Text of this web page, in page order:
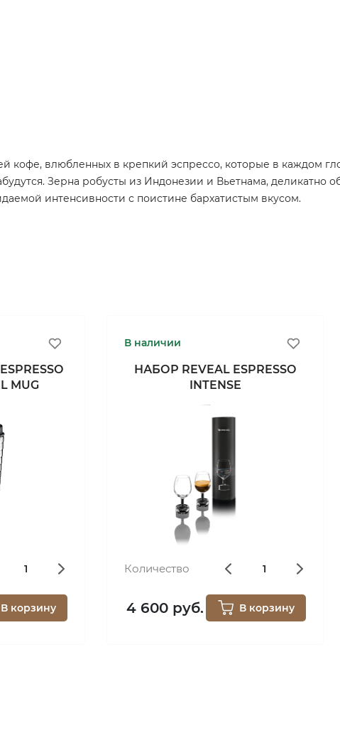
кофе, влюбленных в крепкий эспрессо, которые в каждом
Зерна робусты из Индонезии и Вьетнама, деликатно
интенсивности с поистине бархатистым вкусом.
MUG
В корзину
В наличии
НАБОР REVEAL ESPRESSO
INTENSE
Количество
4 600 руб. В корзину